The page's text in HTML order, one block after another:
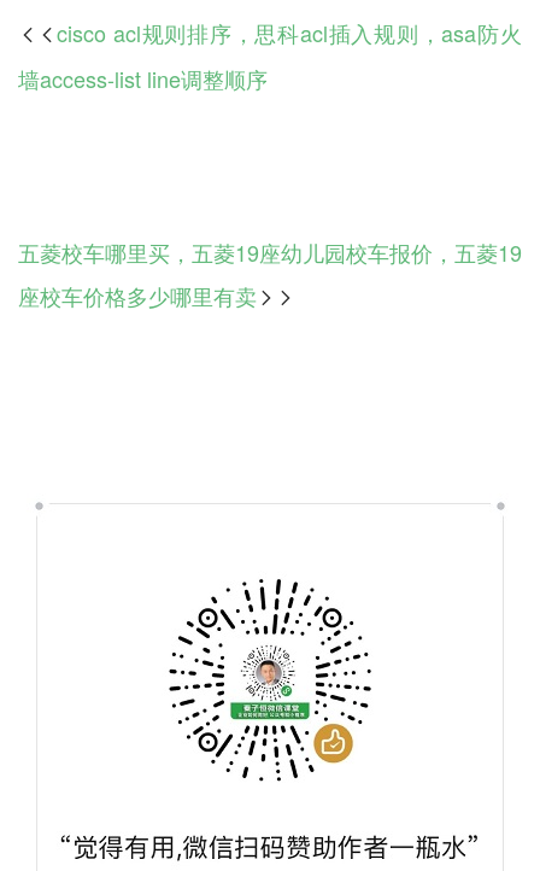
 cisco acl规则排序，思科acl插入规则，asa防火
墙access-list line调整顺序
五菱校车哪里买，五菱19座幼儿园校车报价，五菱19
座校车价格多少哪里有卖 